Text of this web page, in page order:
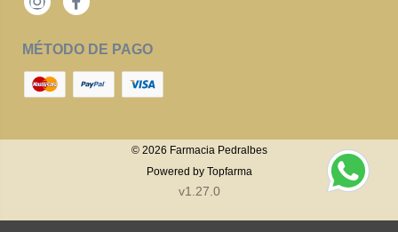
InstagramFacebook
MÉTODO DE PAGO
© 2026 Farmacia Pedralbes
Powered by Topfarma
v1.27.0